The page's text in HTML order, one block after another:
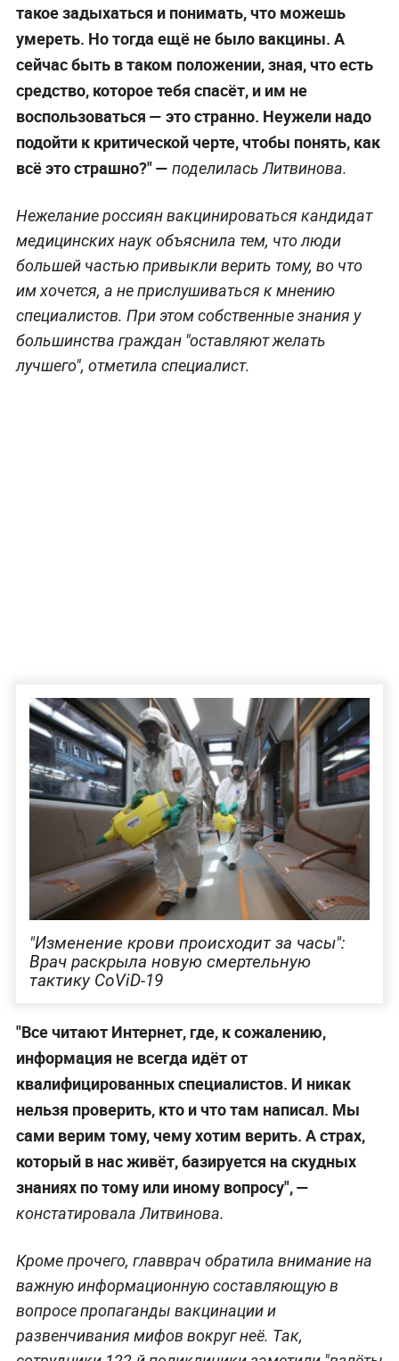
такое задыхаться и понимать, что можешь
умереть. Но тогда ещё не было вакцины. А
сейчас быть в таком положении, зная, что есть
средство, которое тебя спасёт, и им не
воспользоваться — это странно. Неужели надо
подойти к критической черте, чтобы понять, как
всё это страшно?" — поделилась Литвинова.
Нежелание россиян вакцинироваться кандидат
медицинских наук объяснила тем, что люди
большей частью привыкли верить тому, во что
им хочется, а не прислушиваться к мнению
специалистов. При этом собственные знания у
большинства граждан "оставляют желать
лучшего", отметила специалист.
"Изменение крови происходит за часы":
Врач раскрыла новую смертельную
тактику CoViD-19
"Все читают Интернет, где, к сожалению,
информация не всегда идёт от
квалифицированных специалистов. И никак
нельзя проверить, кто и что там написал. Мы
сами верим тому, чему хотим верить. А страх,
который в нас живёт, базируется на скудных
знаниях по тому или иному вопросу", —
констатировала Литвинова.
Кроме прочего, главврач обратила внимание на
важную информационную составляющую в
вопросе пропаганды вакцинации и
развенчивания мифов вокруг неё. Так,